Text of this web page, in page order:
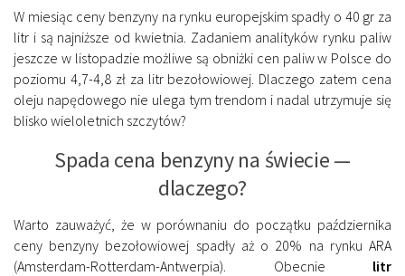
W miesiąc ceny benzyny na rynku europejskim spadły o 40 gr za
litr i są najniższe od kwietnia. Zadaniem analityków rynku paliw
jeszcze w listopadzie możliwe są obniżki cen paliw w Polsce do
poziomu 4,7-4,8 zł za litr bezołowiowej. Dlaczego zatem cena
oleju napędowego nie ulega tym trendom i nadal utrzymuje się
blisko wieloletnich szczytów?
Spada cena benzyny na świecie —
dlaczego?
Warto zauważyć, że w porównaniu do początku października
ceny benzyny bezołowiowej spadły aż o 20% na rynku ARA
(Amsterdam-Rotterdam-Antwerpia). Obecnie litr